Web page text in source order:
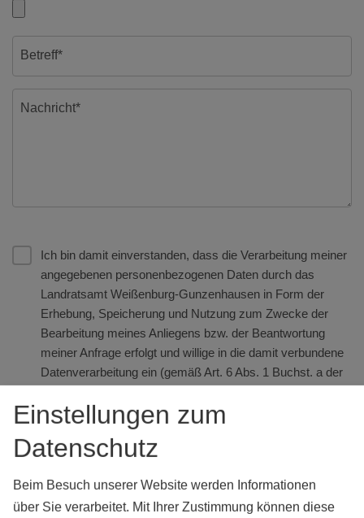
Betreff*
Nachricht*
Ich bin damit einverstanden, dass die Verarbeitung meiner
angegebenen personenbezogenen Daten durch das
Landratsamt Weißenburg-Gunzenhausen in Form der
Erhebung, Speicherung und Nutzung zum Zwecke der
Bearbeitung meines Anliegens bzw. der Beantwortung
meiner Anfrage erfolgt und willige in die damit verbundene
Datenverarbeitung ein (gemäß Art. 6 Abs. 1 Buchst. a der
Ich habe dieDatenschutzerklärung des Landratsamtes
Weißenburg-Gunzenhausen gelesen
darauf hingewiesen worden, dass die im Rahmen des
vorstehend genannten Zweckes erhobenen persönlichen
Einstellungen zum
Datenschutz
Beim Besuch unserer Website werden Informationen
über Sie verarbeitet. Mit Ihrer Zustimmung können diese